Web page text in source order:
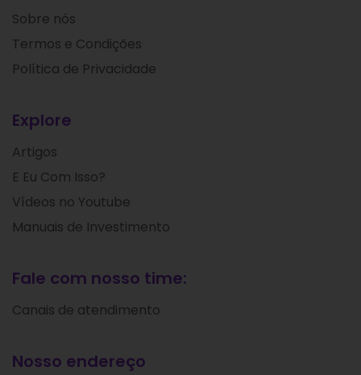
Sobre nós
Termos e Condições
Política de Privacidade
Explore
Artigos
E Eu Com Isso?
Vídeos no Youtube
Manuais de Investimento
Fale com nosso time:
Canais de atendimento
Nosso endereço